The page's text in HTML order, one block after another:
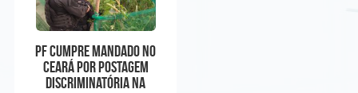
PF cumpre mandado no
Ceará por postagem
discriminatória na